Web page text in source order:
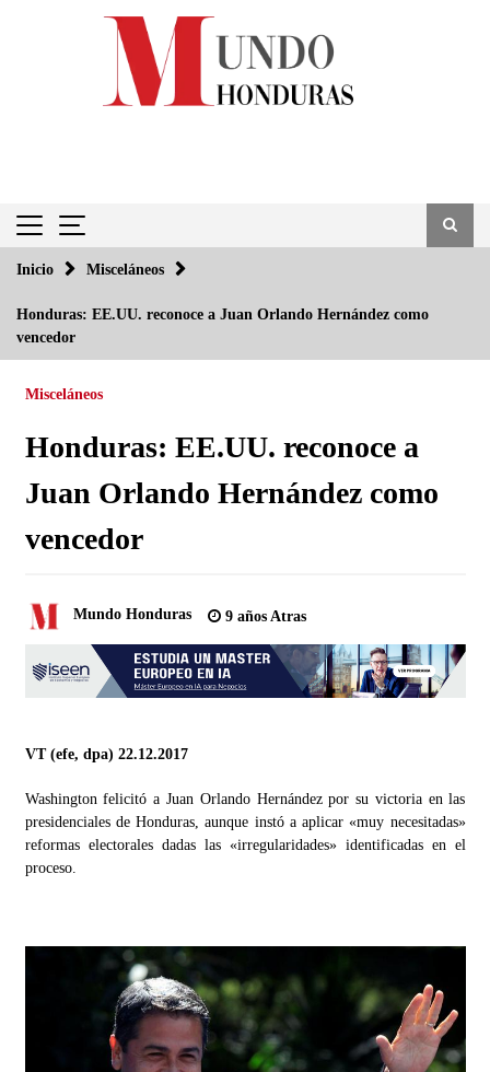
Inicio Misceláneos
Honduras: EE.UU. reconoce a Juan Orlando Hernández como
vencedor
Misceláneos
Honduras: EE.UU. reconoce a
Juan Orlando Hernández como
vencedor
Mundo Honduras 9 años Atras
VT (efe, dpa) 22.12.2017
Washington felicitó a Juan Orlando Hernández por su victoria en las
presidenciales de Honduras, aunque instó a aplicar «muy necesitadas»
reformas electorales dadas las «irregularidades» identificadas en el
proceso.